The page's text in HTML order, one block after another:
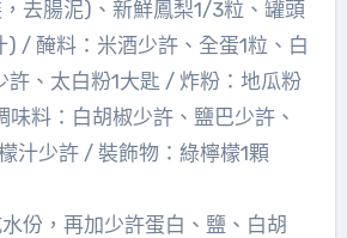
去腸泥)、新鮮鳳梨1/3粒、罐頭
) / 醃料：米酒少許、全蛋1粒、白
許、太白粉1大匙 / 炸粉：地瓜粉
料：白胡椒少許、鹽巴少許、
汁少許 / 裝飾物：綠檸檬1顆
份，再加少許蛋白、鹽、白胡